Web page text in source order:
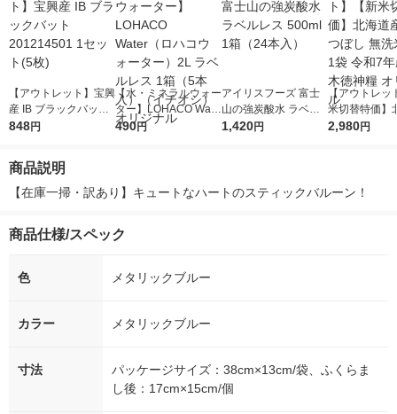
【アウトレット】宝興
産 IB ブラックバット
201214501 1セット(5
848円
【水・ミネラルウォー
ター】LOHACO Wate
r（ロハコウォータ
490円
アイリスフーズ 富士
山の強炭酸水 ラベル
レス 500ml 1箱（24
1,420円
【アウトレッ
米切替特価】
ななつぼし 無
2,980円
商品説明
【在庫一掃・訳あり】キュートなハートのスティックバルーン！
商品仕様/スペック
色 メタリックブルー
カラー メタリックブルー
寸法
パッケージサイズ：38cm×13cm/袋、ふくらま
し後：17cm×15cm/個